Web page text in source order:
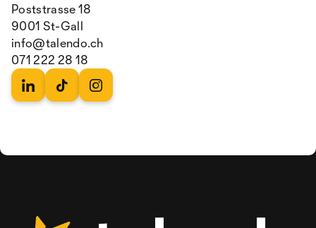
Poststrasse 18
9001 St-Gall
info@talendo.ch
071 222 28 18